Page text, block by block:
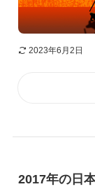
2023年6月2日
2017年の日